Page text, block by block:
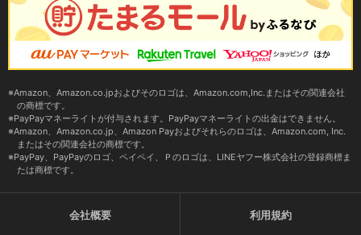
Amazon、Amazon.co.jpおよびそのロゴは、Amazon.com,Inc.またはその関連会社
の商標です。
PayPayマネーライトが付与されます。PayPayマネーライトの出金はできません。
Amazon、Amazon.co.jp、Amazon Payおよびそれらのロゴは、Amazon.com, Inc.
またはその関連会社の商標です。
PayPay、PayPayのロゴ、ペイペイ、Ｐのロゴは、LINEヤフー株式会社の登録商標ま
たは商標です。
会社概要 利用規約